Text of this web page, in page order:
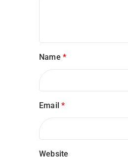
Name *
Email*
Website